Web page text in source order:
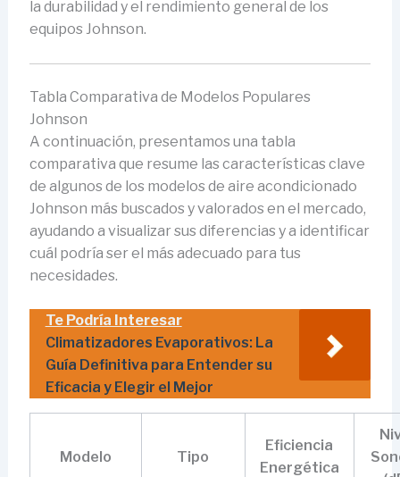
la durabilidad y el rendimiento general de los
equipos Johnson.
Tabla Comparativa de Modelos Populares
Johnson
A continuación, presentamos una tabla
comparativa que resume las características clave
de algunos de los modelos de aire acondicionado
Johnson más buscados y valorados en el mercado,
ayudando a visualizar sus diferencias y a identificar
cuál podría ser el más adecuado para tus
necesidades.
Te Podría Interesar
Climatizadores Evaporativos: La
Guía Definitiva para Entender su
Eficacia y Elegir el Mejor
Modelo Tipo
Eficiencia
Energética